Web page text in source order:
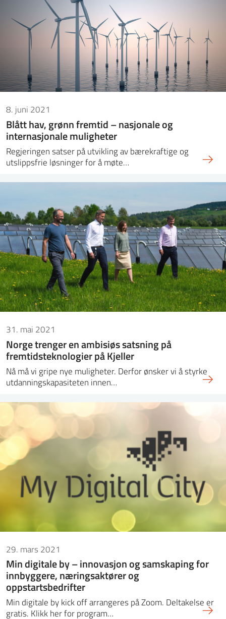
8. juni 2021
Blått hav, grønn fremtid – nasjonale og
internasjonale muligheter
Regjeringen satser på utvikling av bærekraftige og
utslippsfrie løsninger for å møte…
31. mai 2021
Norge trenger en ambisiøs satsning på
fremtidsteknologier på Kjeller
Nå må vi gripe nye muligheter. Derfor ønsker vi å styrke
utdanningskapasiteten innen…
29. mars 2021
Min digitale by – innovasjon og samskaping for
innbyggere, næringsaktører og
oppstartsbedrifter
Min digitale by kick off arrangeres på Zoom. Deltakelse er
gratis. Klikk her for program…